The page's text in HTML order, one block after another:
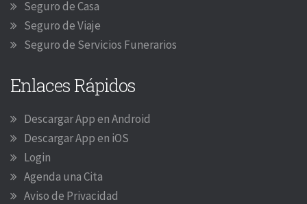
Seguro de Casa
Seguro de Viaje
Seguro de Servicios Funerarios
Enlaces Rápidos
Descargar App en Android
Descargar App en iOS
Login
Agenda una Cita
Aviso de Privacidad